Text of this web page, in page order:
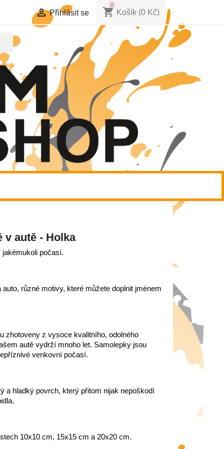
 Přihlásit se shopping_cart Košík
0
(0 Kč)
v autě - Holka
jakémukoli počasí.
různé motivy, které můžete doplnit jménem
zhotoveny z vysoce kvalitního, odolného
autě vydrží mnoho let. Samolepky jsou
venkovní počasí.
a hladký povrch, který přitom nijak nepoškodí
10x10 cm, 15x15 cm a 20x20 cm.